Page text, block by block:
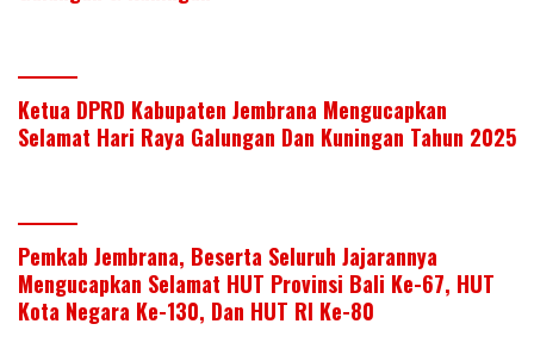
Ketua DPRD Kabupaten Jembrana Mengucapkan
Selamat Hari Raya Galungan Dan Kuningan Tahun 2025
Pemkab Jembrana, Beserta Seluruh Jajarannya
Mengucapkan Selamat HUT Provinsi Bali Ke-67, HUT
Kota Negara Ke-130, Dan HUT RI Ke-80